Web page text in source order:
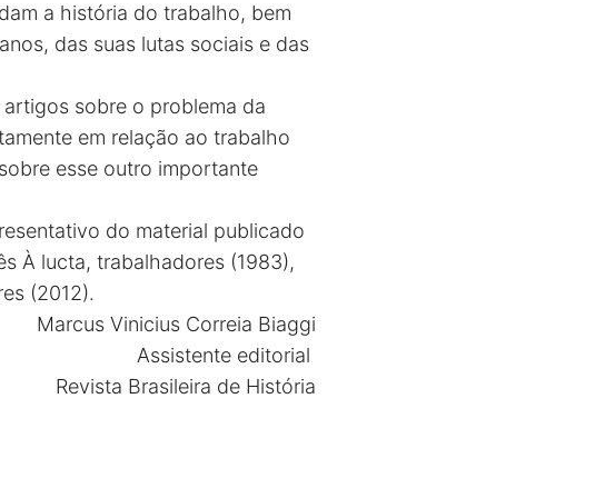
a história do trabalho, bem
das suas lutas sociais e das
sobre o problema da
em relação ao trabalho
esse outro importante
do material publicado
À lucta, trabalhadores (1983),
(2012).
Marcus Vinicius Correia Biaggi
Assistente editorial
Revista Brasileira de História